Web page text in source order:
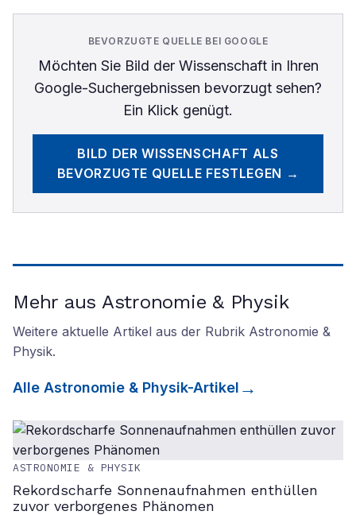
BEVORZUGTE QUELLE BEI GOOGLE
Möchten Sie Bild der Wissenschaftin Ihren
Google-Suchergebnissen bevorzugt sehen?
Ein Klick genügt.
BILD DER WISSENSCHAFT ALS
BEVORZUGTE QUELLE FESTLEGEN →
Mehr aus Astronomie & Physik
Weitere aktuelle Artikel aus der Rubrik Astronomie &
Physik.
Alle Astronomie & Physik-Artikel
ASTRONOMIE & PHYSIK
Rekordscharfe Sonnenaufnahmen enthüllen
zuvor verborgenes Phänomen